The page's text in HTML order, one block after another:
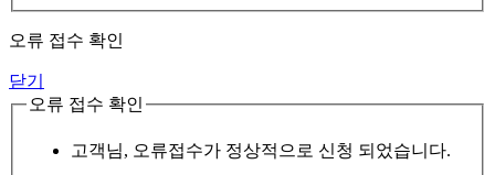
오류 접수 확인
닫기
오류 접수 확인
고객님, 오류접수가 정상적으로 신청 되었습니다.